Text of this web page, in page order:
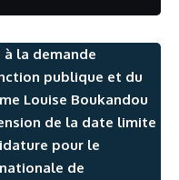
à la demande
publique et du
Louise Boukandou
de la date limite
pour le
de